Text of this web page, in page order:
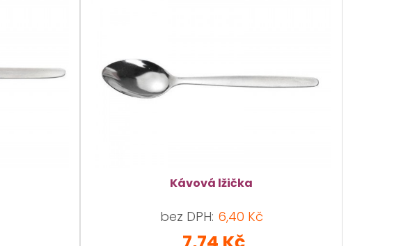
Kávová lžička
bez DPH: 6,40 Kč